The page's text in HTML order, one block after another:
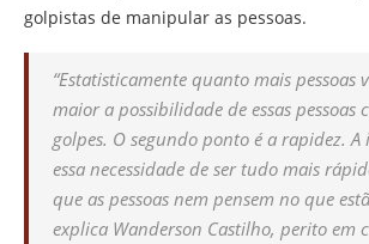
golpistas de manipular as pessoas.
“Estatisticamente quanto mais pessoas
maior a possibilidade de essas pessoas
golpes. O segundo ponto é a rapidez.
essa necessidade de ser tudo mais
que as pessoas nem pensem no que
explica Wanderson Castilho, perito em